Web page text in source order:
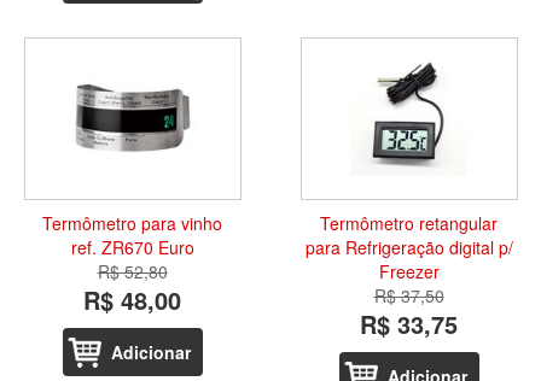
Termômetro para vinho
ref. ZR670 Euro
R$ 52,80
R$ 48,00
Adicionar
Termômetro retangular
para Refrigeração digital p/
Freezer
R$ 37,50
R$ 33,75
Adicionar